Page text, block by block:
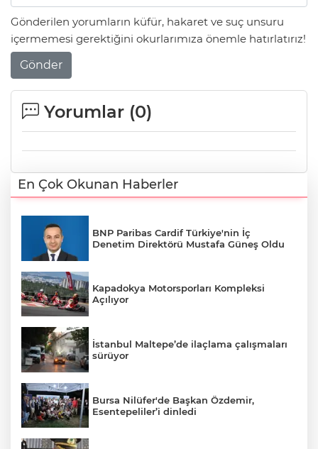
Gönderilen yorumların küfür, hakaret ve suç unsuru
içermemesi gerektiğini okurlarımıza önemle hatırlatırız!
Gönder
Yorumlar (0)
En Çok Okunan Haberler
BNP Paribas Cardif Türkiye'nin İç
Denetim Direktörü Mustafa Güneş Oldu
Kapadokya Motorsporları Kompleksi
Açılıyor
İstanbul Maltepe’de ilaçlama çalışmaları
sürüyor
Bursa Nilüfer'de Başkan Özdemir,
Esentepeliler’i dinledi